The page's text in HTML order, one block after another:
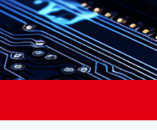
品
甲
醇
氢
行